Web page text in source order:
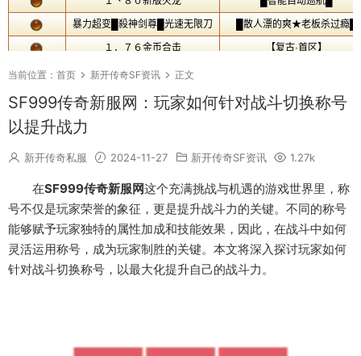
当前位置： 首页 新开传奇SF资讯 正文
SF999传奇新服网：玩家如何针对战斗切换称号
以提升战力
新开传奇私服 2024-11-27 新开传奇SF资讯 1.27k
在SF999传奇新服网这个充满挑战与机遇的游戏世界里，称
号不仅是玩家荣誉的象征，更是提升战斗力的关键。不同的称号
能够赋予玩家独特的属性加成和技能效果，因此，在战斗中如何
灵活运用称号，成为玩家制胜的关键。本文将深入探讨玩家如何
针对战斗切换称号，以最大化提升自己的战斗力。